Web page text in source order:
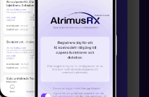
publicerar den